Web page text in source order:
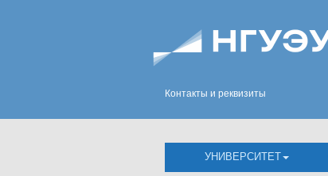
Контакты и реквизиты
УНИВЕРСИТЕТ